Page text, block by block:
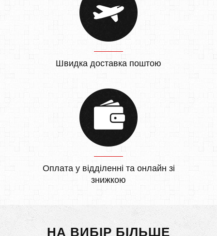
Швидка доставка поштою
Оплата у відділенні та онлайн зі
знижкою
НА ВИБІР БІЛЬШЕ